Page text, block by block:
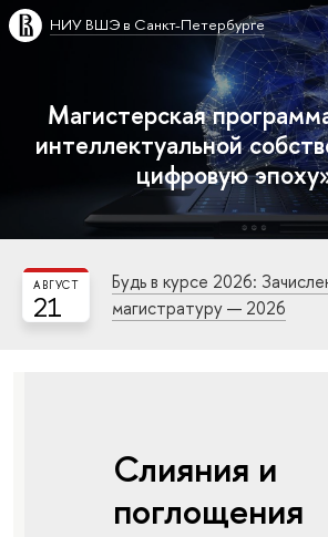
НИУ ВШЭ в Санкт-Петербурге
Магистерская
интеллектуальной
цифровую
21
АВГУСТ
Будь в курсе 2026:
магистратуру — 2026
Слияния и
поглощения